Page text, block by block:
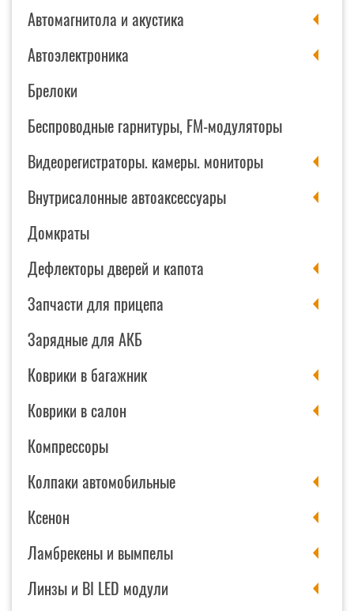
Автомагнитола и акустика
Автоэлектроника
Брелоки
Беспроводные гарнитуры, FM-модуляторы
Видеорегистраторы. камеры. мониторы
Внутрисалонные автоаксессуары
Домкраты
Дефлекторы дверей и капота
Запчасти для прицепа
Зарядные для АКБ
Коврики в багажник
Коврики в салон
Компрессоры
Колпаки автомобильные
Ксенон
Ламбрекены и вымпелы
Линзы и BI LED модули